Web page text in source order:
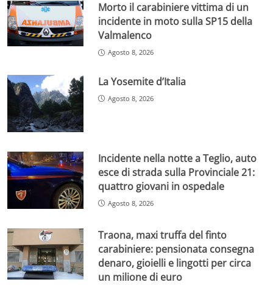
Morto il carabiniere vittima di un
incidente in moto sulla SP15 della
Valmalenco
Agosto 8, 2026
La Yosemite d’Italia
Agosto 8, 2026
Incidente nella notte a Teglio, auto
esce di strada sulla Provinciale 21:
quattro giovani in ospedale
Agosto 8, 2026
Traona, maxi truffa del finto
carabiniere: pensionata consegna
denaro, gioielli e lingotti per circa
un milione di euro